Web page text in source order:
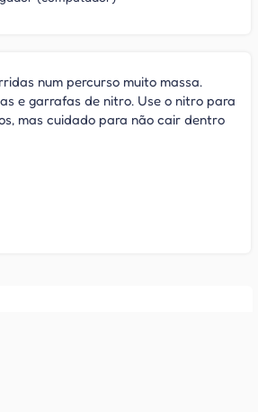
num percurso muito massa.
e garrafas de nitro. Use o nitro para
mas cuidado para não cair dentro